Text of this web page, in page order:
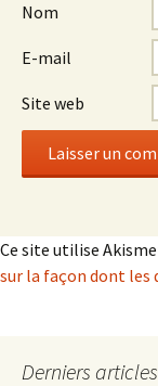
Nom
E-mail
Site web
Ce site utilise
sur la façon dont les
Derniers articles